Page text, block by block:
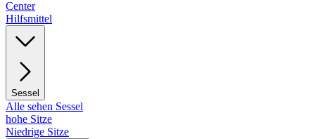
Center
Hilfsmittel
Sessel
Alle sehen Sessel
hohe Sitze
Niedrige Sitze